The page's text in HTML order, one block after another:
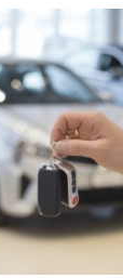
şi casele
declin, cel